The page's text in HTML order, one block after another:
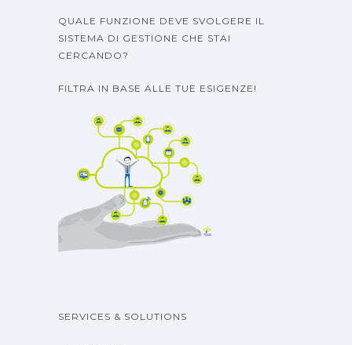
QUALE FUNZIONE DEVE SVOLGERE IL
SISTEMA DI GESTIONE CHE STAI
CERCANDO?
FILTRA IN BASE ALLE TUE ESIGENZE!
SERVICES & SOLUTIONS